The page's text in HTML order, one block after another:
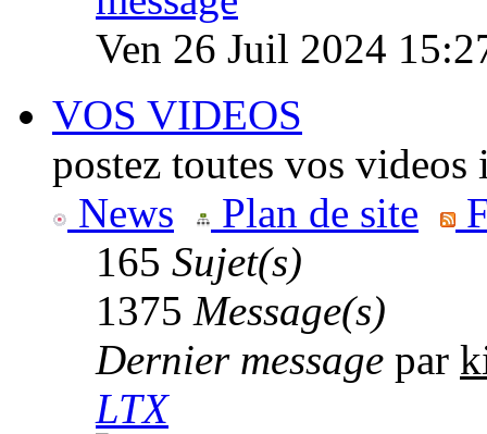
Ven 26 Juil 2024
VOS VIDEOS
postez toutes vos videos
News
Plan de site
165 Sujet(s)
1375 Message(s)
Dernier message par
LTX